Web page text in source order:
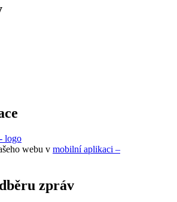
webu v mobilní aplikaci –
zpráv